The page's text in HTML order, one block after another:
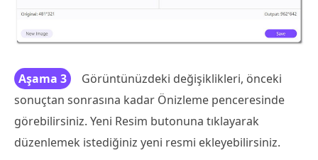
Aşama 3
Görüntünüzdeki değişiklikleri, önceki
sonuçtan sonrasına kadar Önizleme penceresinde
görebilirsiniz. Yeni Resim butonuna tıklayarak
düzenlemek istediğiniz yeni resmi ekleyebilirsiniz.